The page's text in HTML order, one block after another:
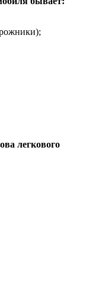
легкового